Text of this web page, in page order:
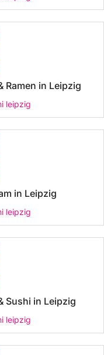
Ramen in Leipzig
leipzig
in Leipzig
leipzig
Sushi in Leipzig
leipzig